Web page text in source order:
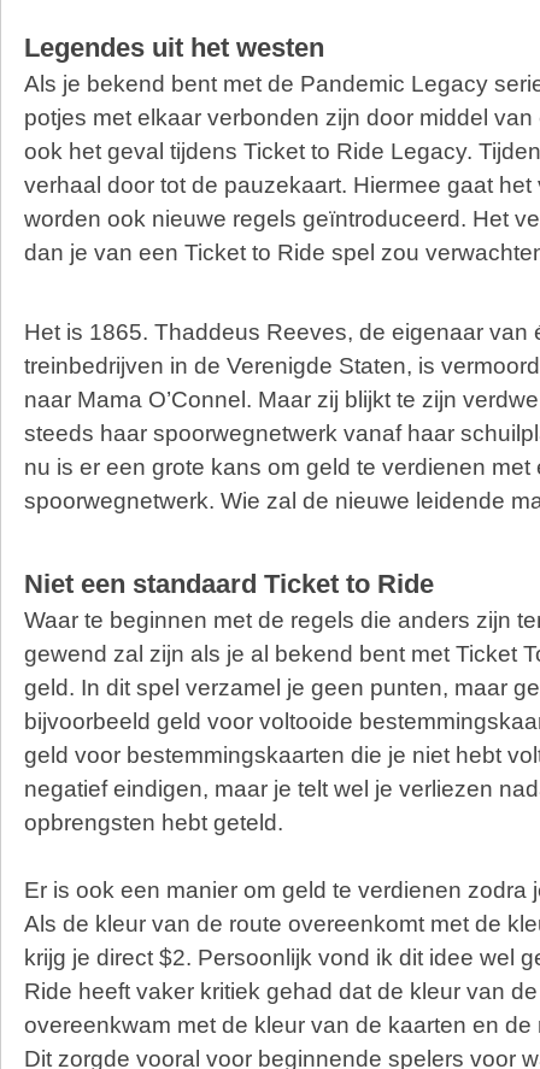
Legendes uit het westen
Als je bekend bent met de Pandemic Legacy
potjes met elkaar verbonden zijn door middel
ook het geval tijdens Ticket to Ride Legacy.
verhaal door tot de pauzekaart. Hiermee gaat
worden ook nieuwe regels geïntroduceerd. Het
dan je van een Ticket to Ride spel zou
Het is 1865. Thaddeus Reeves, de eigenaar van
treinbedrijven in de Verenigde Staten, is
naar Mama O’Connel. Maar zij blijkt te zijn
steeds haar spoorwegnetwerk vanaf haar
nu is er een grote kans om geld te verdienen met
spoorwegnetwerk. Wie zal de nieuwe leidende
Niet een standaard Ticket to Ride
Waar te beginnen met de regels die anders zijn
gewend zal zijn als je al bekend bent met Ticket
geld. In dit spel verzamel je geen punten, maar
bijvoorbeeld geld voor voltooide
geld voor bestemmingskaarten die je niet hebt
negatief eindigen, maar je telt wel je verliezen
opbrengsten hebt geteld.
Er is ook een manier om geld te verdienen zodra
Als de kleur van de route overeenkomt met de
krijg je direct $2. Persoonlijk vond ik dit idee wel
Ride heeft vaker kritiek gehad dat de kleur van
overeenkwam met de kleur van de kaarten en de
Dit zorgde vooral voor beginnende spelers voor